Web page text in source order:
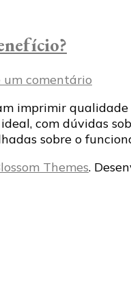
um comentário
de
foil
imprimir
com dúvidas
sobre o
Themes.